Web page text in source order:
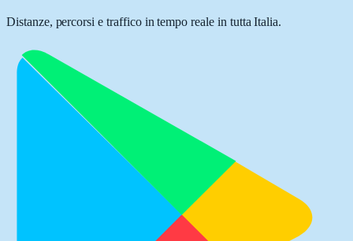
Distanze, percorsi e traffico in tempo reale in tutta Italia.